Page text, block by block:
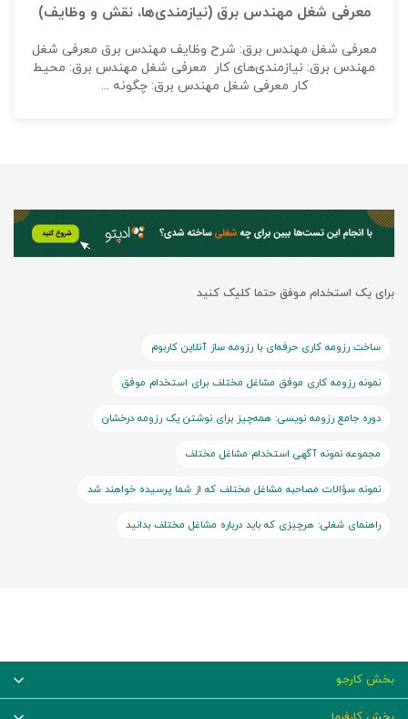
معرفی شغل مهندس برق (نیازمندی‌ها، نقش و وظایف)
معرفی شغل مهندس برق: شرح وظایف مهندس برق معرفی شغل
مهندس برق: نیازمندی‌های کار معرفی شغل مهندس برق: محیط
کار معرفی شغل مهندس برق: چگونه ...
برای یک استخدام موفق حتما کلیک کنید
ساخت رزومه کاری حرفه‌ای با رزومه ساز آنلاین کاربوم
نمونه رزومه کاری موفق مشاغل مختلف برای استخدام موفق
دوره جامع رزومه نویسی: همه‌چیز برای نوشتن یک رزومه درخشان
مجموعه نمونه آگهی استخدام مشاغل مختلف
نمونه سؤالات مصاحبه مشاغل مختلف که از شما پرسیده خواهند شد
راهنمای شغلی: هرچیزی که باید درباره مشاغل مختلف بدانید
بخش کارجو